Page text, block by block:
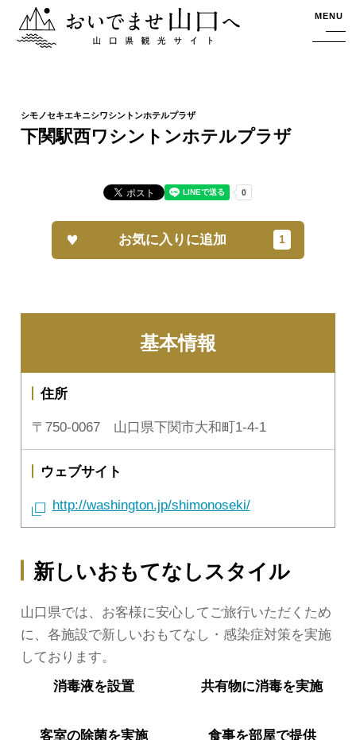
おいでませ山口へー山口県観光サイト MENU
下関駅西ワシントンホテルプラザ
お気に入りに追加
基本情報
住所
〒750-0067 山口県下関市大和町1-4-1
ウェブサイト
http://washington.jp/shimonoseki/
新しいおもてなしスタイル
山口県では、お客様に安心してご旅行いただくため
に、各施設で新しいおもてなし・感染症対策を実施
しております。
消毒液を設置 共有物に消毒を実施
客室の除菌を実施 食事を部屋で提供